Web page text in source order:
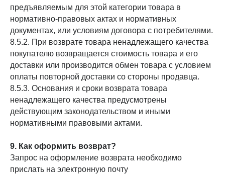
предъявляемым для этой категории товара в
нормативно-правовых актах и нормативных
документах, или условиям договора с потребителями.
8.5.2. При возврате товара ненадлежащего качества
покупателю возвращается стоимость товара и его
доставки или производится обмен товара с условием
оплаты повторной доставки со стороны продавца.
8.5.3. Основания и сроки возврата товара
ненадлежащего качества предусмотрены
действующим законодательством и иными
нормативными правовыми актами.
9. Как оформить возврат?
Запрос на оформление возврата необходимо
прислать на электронную почту